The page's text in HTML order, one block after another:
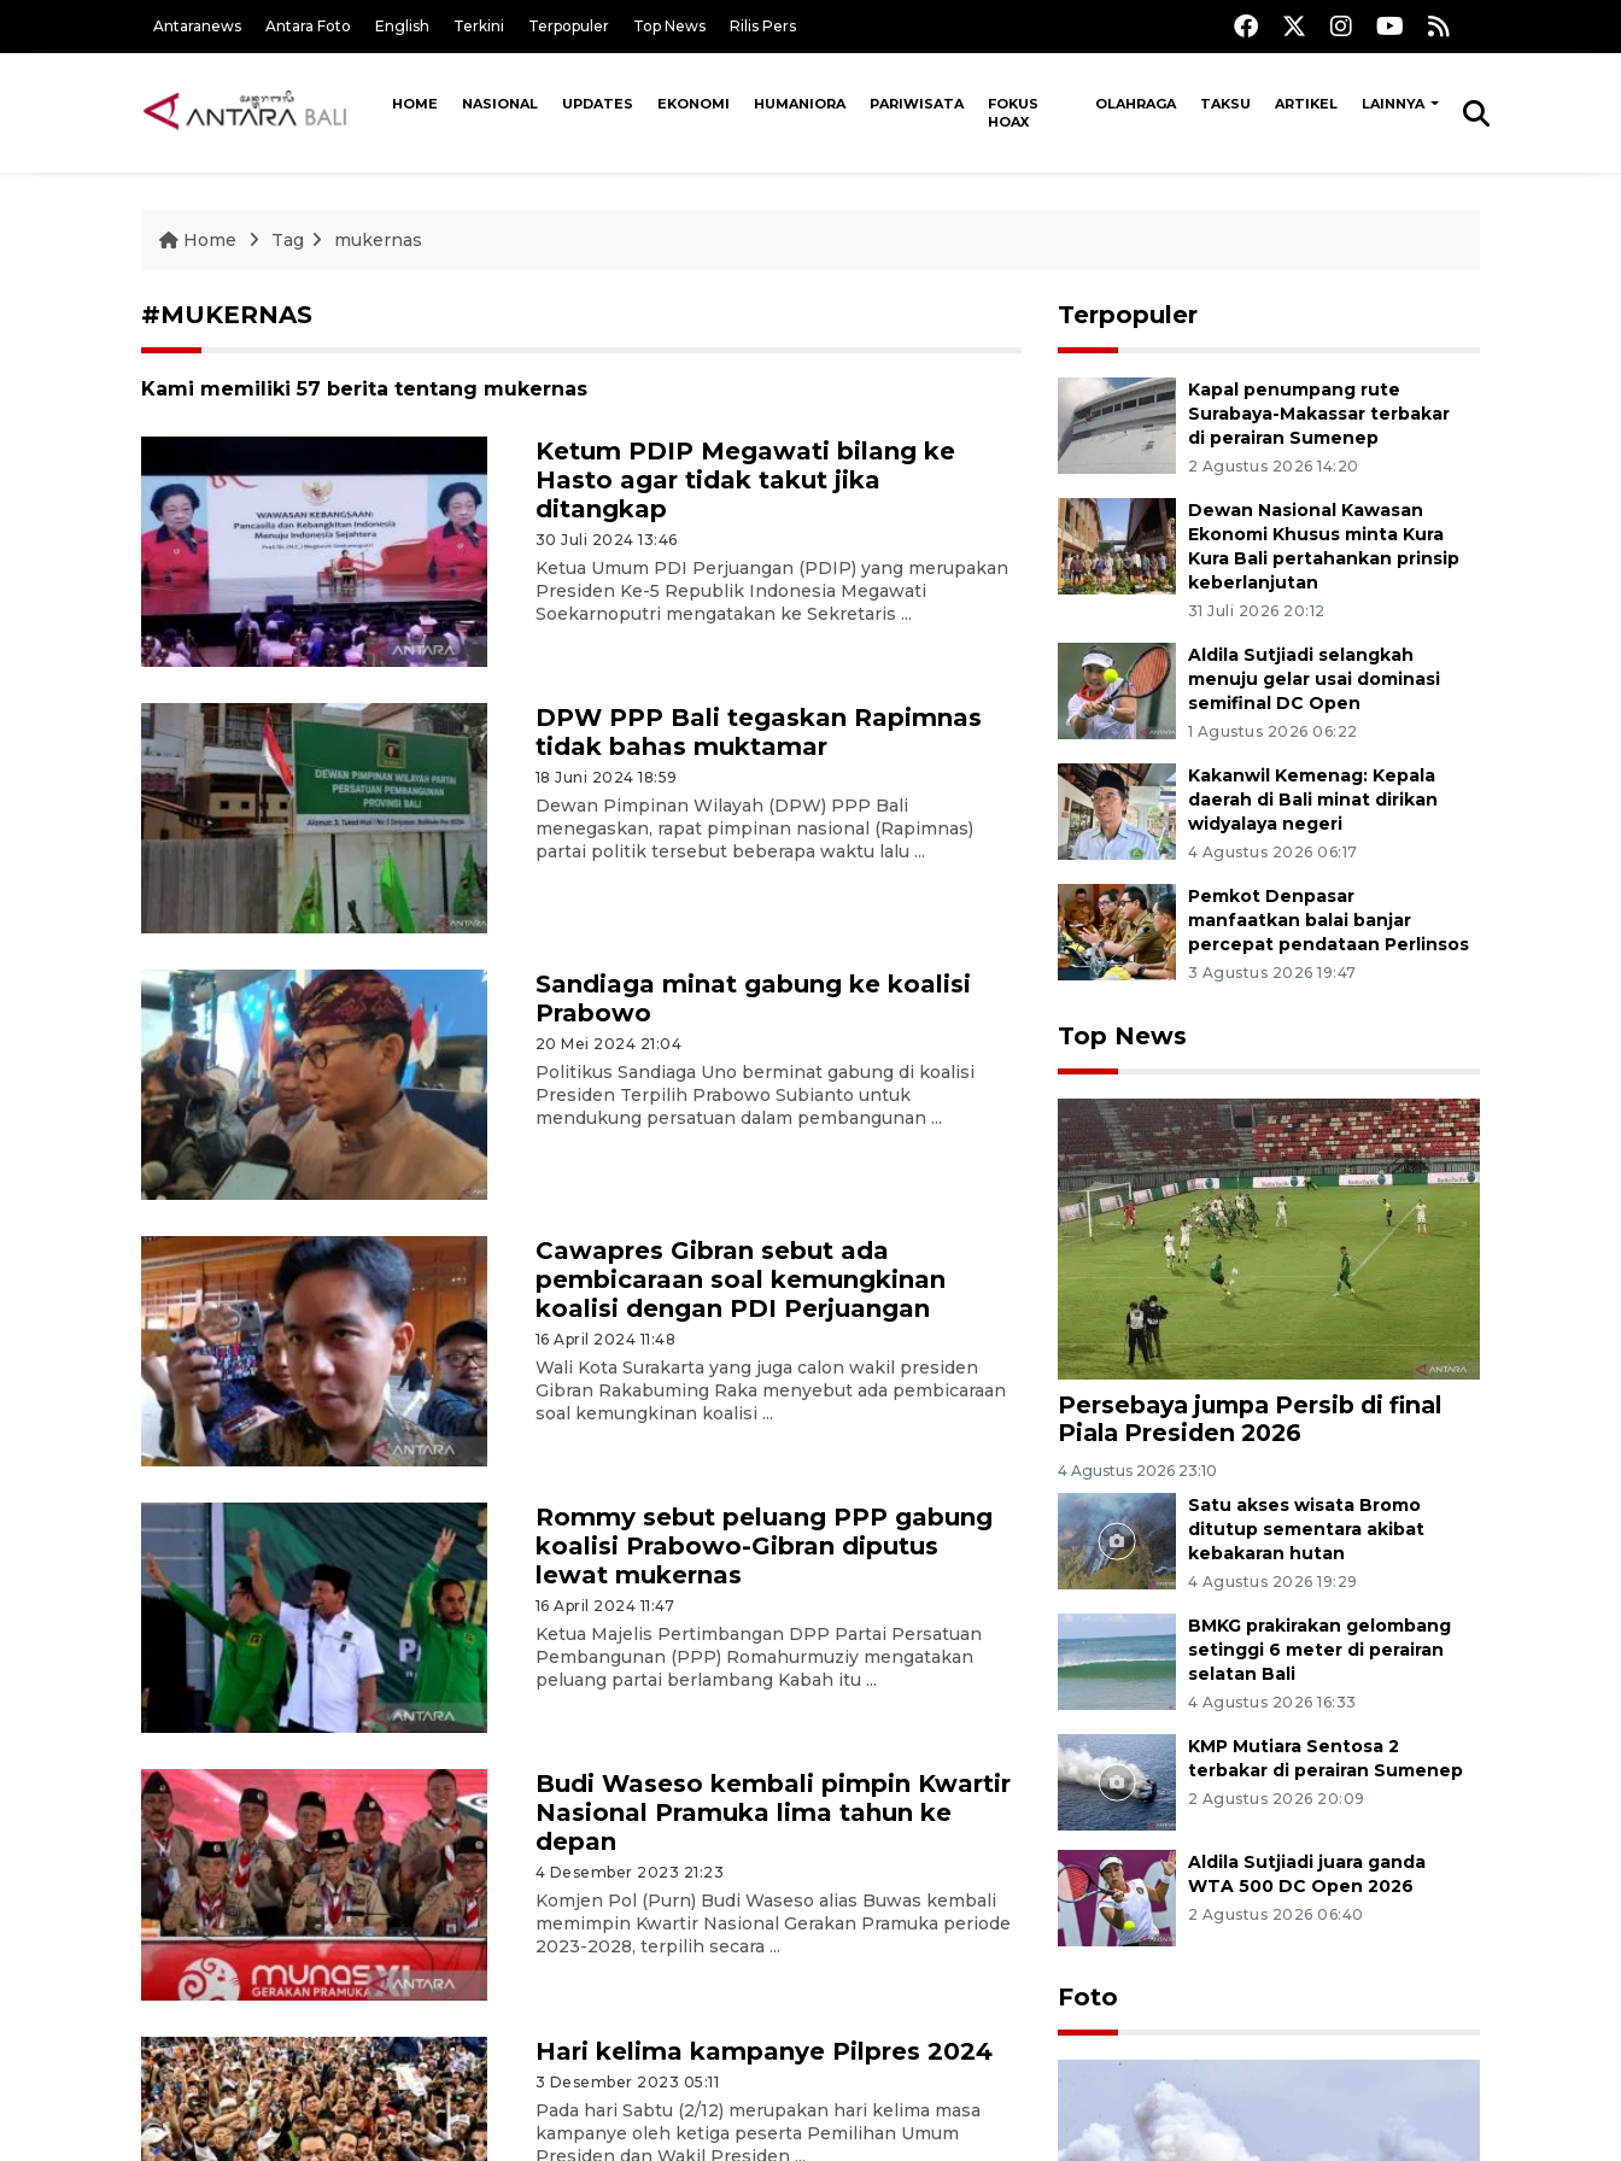
Antaranews Antara Foto English Terkini Terpopuler Top News Rilis Pers
HOME NASIONAL UPDATES EKONOMI HUMANIORA PARIWISATA
FOKUS
HOAX
OLAHRAGA TAKSU ARTIKEL LAINNYA
Home Tag mukernas
#MUKERNAS
Kami memiliki 57 berita tentang mukernas
Ketum PDIP Megawati bilang ke
Hasto agar tidak takut jika
ditangkap
30 Juli 2024 13:46
Ketua Umum PDI Perjuangan (PDIP) yang merupakan
Presiden Ke-5 Republik Indonesia Megawati
Soekarnoputri mengatakan ke Sekretaris ...
DPW PPP Bali tegaskan Rapimnas
tidak bahas muktamar
18 Juni 2024 18:59
Dewan Pimpinan Wilayah (DPW) PPP Bali
menegaskan, rapat pimpinan nasional (Rapimnas)
partai politik tersebut beberapa waktu lalu ...
Sandiaga minat gabung ke koalisi
Prabowo
20 Mei 2024 21:04
Politikus Sandiaga Uno berminat gabung di koalisi
Presiden Terpilih Prabowo Subianto untuk
mendukung persatuan dalam pembangunan ...
Cawapres Gibran sebut ada
pembicaraan soal kemungkinan
koalisi dengan PDI Perjuangan
16 April 2024 11:48
Wali Kota Surakarta yang juga calon wakil presiden
Gibran Rakabuming Raka menyebut ada pembicaraan
soal kemungkinan koalisi ...
Rommy sebut peluang PPP gabung
koalisi Prabowo-Gibran diputus
lewat mukernas
16 April 2024 11:47
Ketua Majelis Pertimbangan DPP Partai Persatuan
Pembangunan (PPP) Romahurmuziy mengatakan
peluang partai berlambang Kabah itu ...
Budi Waseso kembali pimpin Kwartir
Nasional Pramuka lima tahun ke
depan
4 Desember 2023 21:23
Komjen Pol (Purn) Budi Waseso alias Buwas kembali
memimpin Kwartir Nasional Gerakan Pramuka periode
2023-2028, terpilih secara ...
Hari kelima kampanye Pilpres 2024
3 Desember 2023 05:11
Pada hari Sabtu (2/12) merupakan hari kelima masa
kampanye oleh ketiga peserta Pemilihan Umum
Presiden dan Wakil Presiden ...
Terpopuler
Kapal penumpang rute
Surabaya-Makassar terbakar
di perairan Sumenep
2 Agustus 2026 14:20
Dewan Nasional Kawasan
Ekonomi Khusus minta Kura
Kura Bali pertahankan prinsip
keberlanjutan
31 Juli 2026 20:12
Aldila Sutjiadi selangkah
menuju gelar usai dominasi
semifinal DC Open
1 Agustus 2026 06:22
Kakanwil Kemenag: Kepala
daerah di Bali minat dirikan
widyalaya negeri
4 Agustus 2026 06:17
Pemkot Denpasar
manfaatkan balai banjar
percepat pendataan Perlinsos
3 Agustus 2026 19:47
Top News
Persebaya jumpa Persib di final
Piala Presiden 2026
4 Agustus 2026 23:10
Satu akses wisata Bromo
ditutup sementara akibat
kebakaran hutan
4 Agustus 2026 19:29
BMKG prakirakan gelombang
setinggi 6 meter di perairan
selatan Bali
4 Agustus 2026 16:33
KMP Mutiara Sentosa 2
terbakar di perairan Sumenep
2 Agustus 2026 20:09
Aldila Sutjiadi juara ganda
WTA 500 DC Open 2026
2 Agustus 2026 06:40
Foto